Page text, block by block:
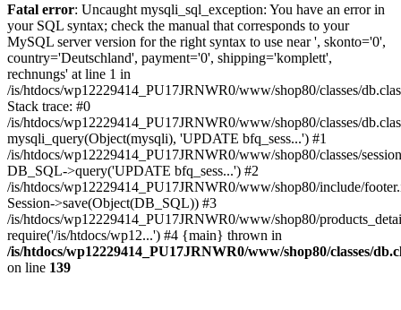
Fatal error: Uncaught mysqli_sql_exception: You have an error in
your SQL syntax; check the manual that corresponds to your
MySQL server version for the right syntax to use near ', skonto='0',
country='Deutschland', payment='0', shipping='komplett',
rechnungs' at line 1 in
/is/htdocs/wp12229414_PU17JRNWR0/www/shop80/classes/
Stack trace: #0
/is/htdocs/wp12229414_PU17JRNWR0/www/shop80/classes/
mysqli_query(Object(mysqli), 'UPDATE bfq_sess...') #1
/is/htdocs/wp12229414_PU17JRNWR0/www/shop80/classes/
DB_SQL->query('UPDATE bfq_sess...') #2
/is/htdocs/wp12229414_PU17JRNWR0/www/shop80/include/
Session->save(Object(DB_SQL)) #3
/is/htdocs/wp12229414_PU17JRNWR0/www/shop80/
require('/is/htdocs/wp12...') #4 {main} thrown in
/is/htdocs/wp12229414_PU17JRNWR0/www/shop80/classes/
on line 139